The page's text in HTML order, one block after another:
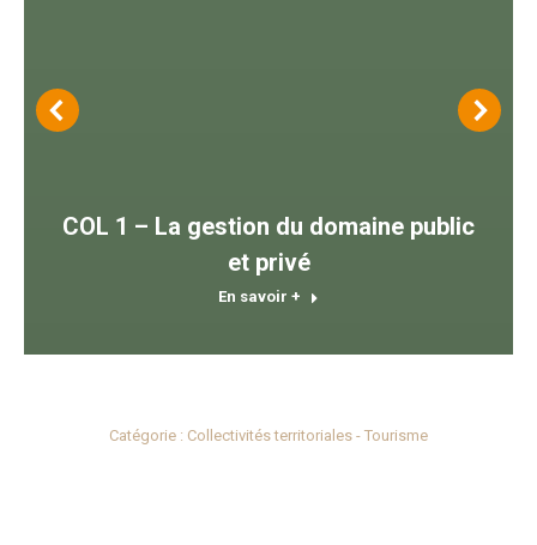
COL 1 – La gestion du domaine public
et privé
En savoir +
Catégorie : Collectivités territoriales - Tourisme